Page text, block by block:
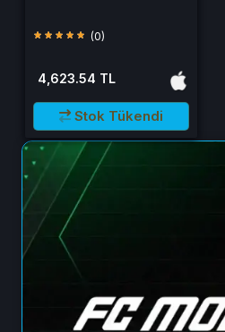
(0)
4,623.54 TL
Stok Tükendi